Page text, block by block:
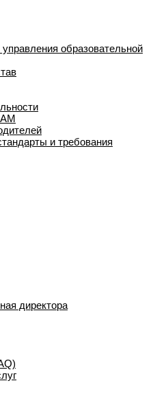
образовательной
и требования
директора